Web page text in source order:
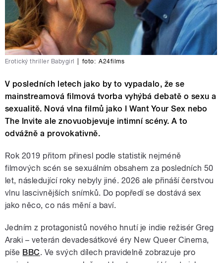
Erotický thriller Babygirl foto: A24films
V posledních letech jako by to vypadalo, že se
mainstreamová filmová tvorba vyhýbá debatě o sexu a
sexualitě. Nová vlna filmů jako I Want Your Sex nebo
The Invite ale znovuobjevuje intimní scény. A to
odvážně a provokativně.
Rok 2019 přitom přinesl podle statistik nejméně
filmových scén se sexuálním obsahem za posledních 50
let, následující roky nebyly jiné. 2026 ale přináší čerstvou
vlnu lascivnějších snímků. Do popředí se dostává sex
jako něco, co nás mění a baví.
Jedním z protagonistů nového hnutí je indie režisér Greg
Araki – veterán devadesátkové éry New Queer Cinema,
píše BBC. Ve svých dílech pravidelně zobrazuje pro